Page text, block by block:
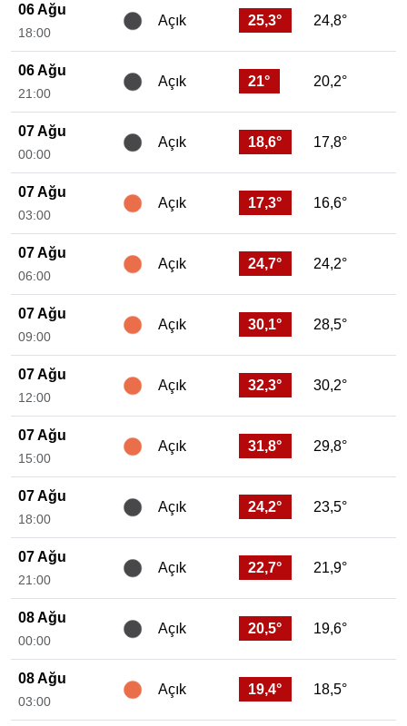
06 Ağu
18:00
Açık 25,3° 24,8°
06 Ağu
21:00
Açık 21° 20,2°
07 Ağu
00:00
Açık 18,6° 17,8°
07 Ağu
03:00
Açık 17,3° 16,6°
07 Ağu
06:00
Açık 24,7° 24,2°
07 Ağu
09:00
Açık 30,1° 28,5°
07 Ağu
12:00
Açık 32,3° 30,2°
07 Ağu
15:00
Açık 31,8° 29,8°
07 Ağu
18:00
Açık 24,2° 23,5°
07 Ağu
21:00
Açık 22,7° 21,9°
08 Ağu
00:00
Açık 20,5° 19,6°
08 Ağu
03:00
Açık 19,4° 18,5°